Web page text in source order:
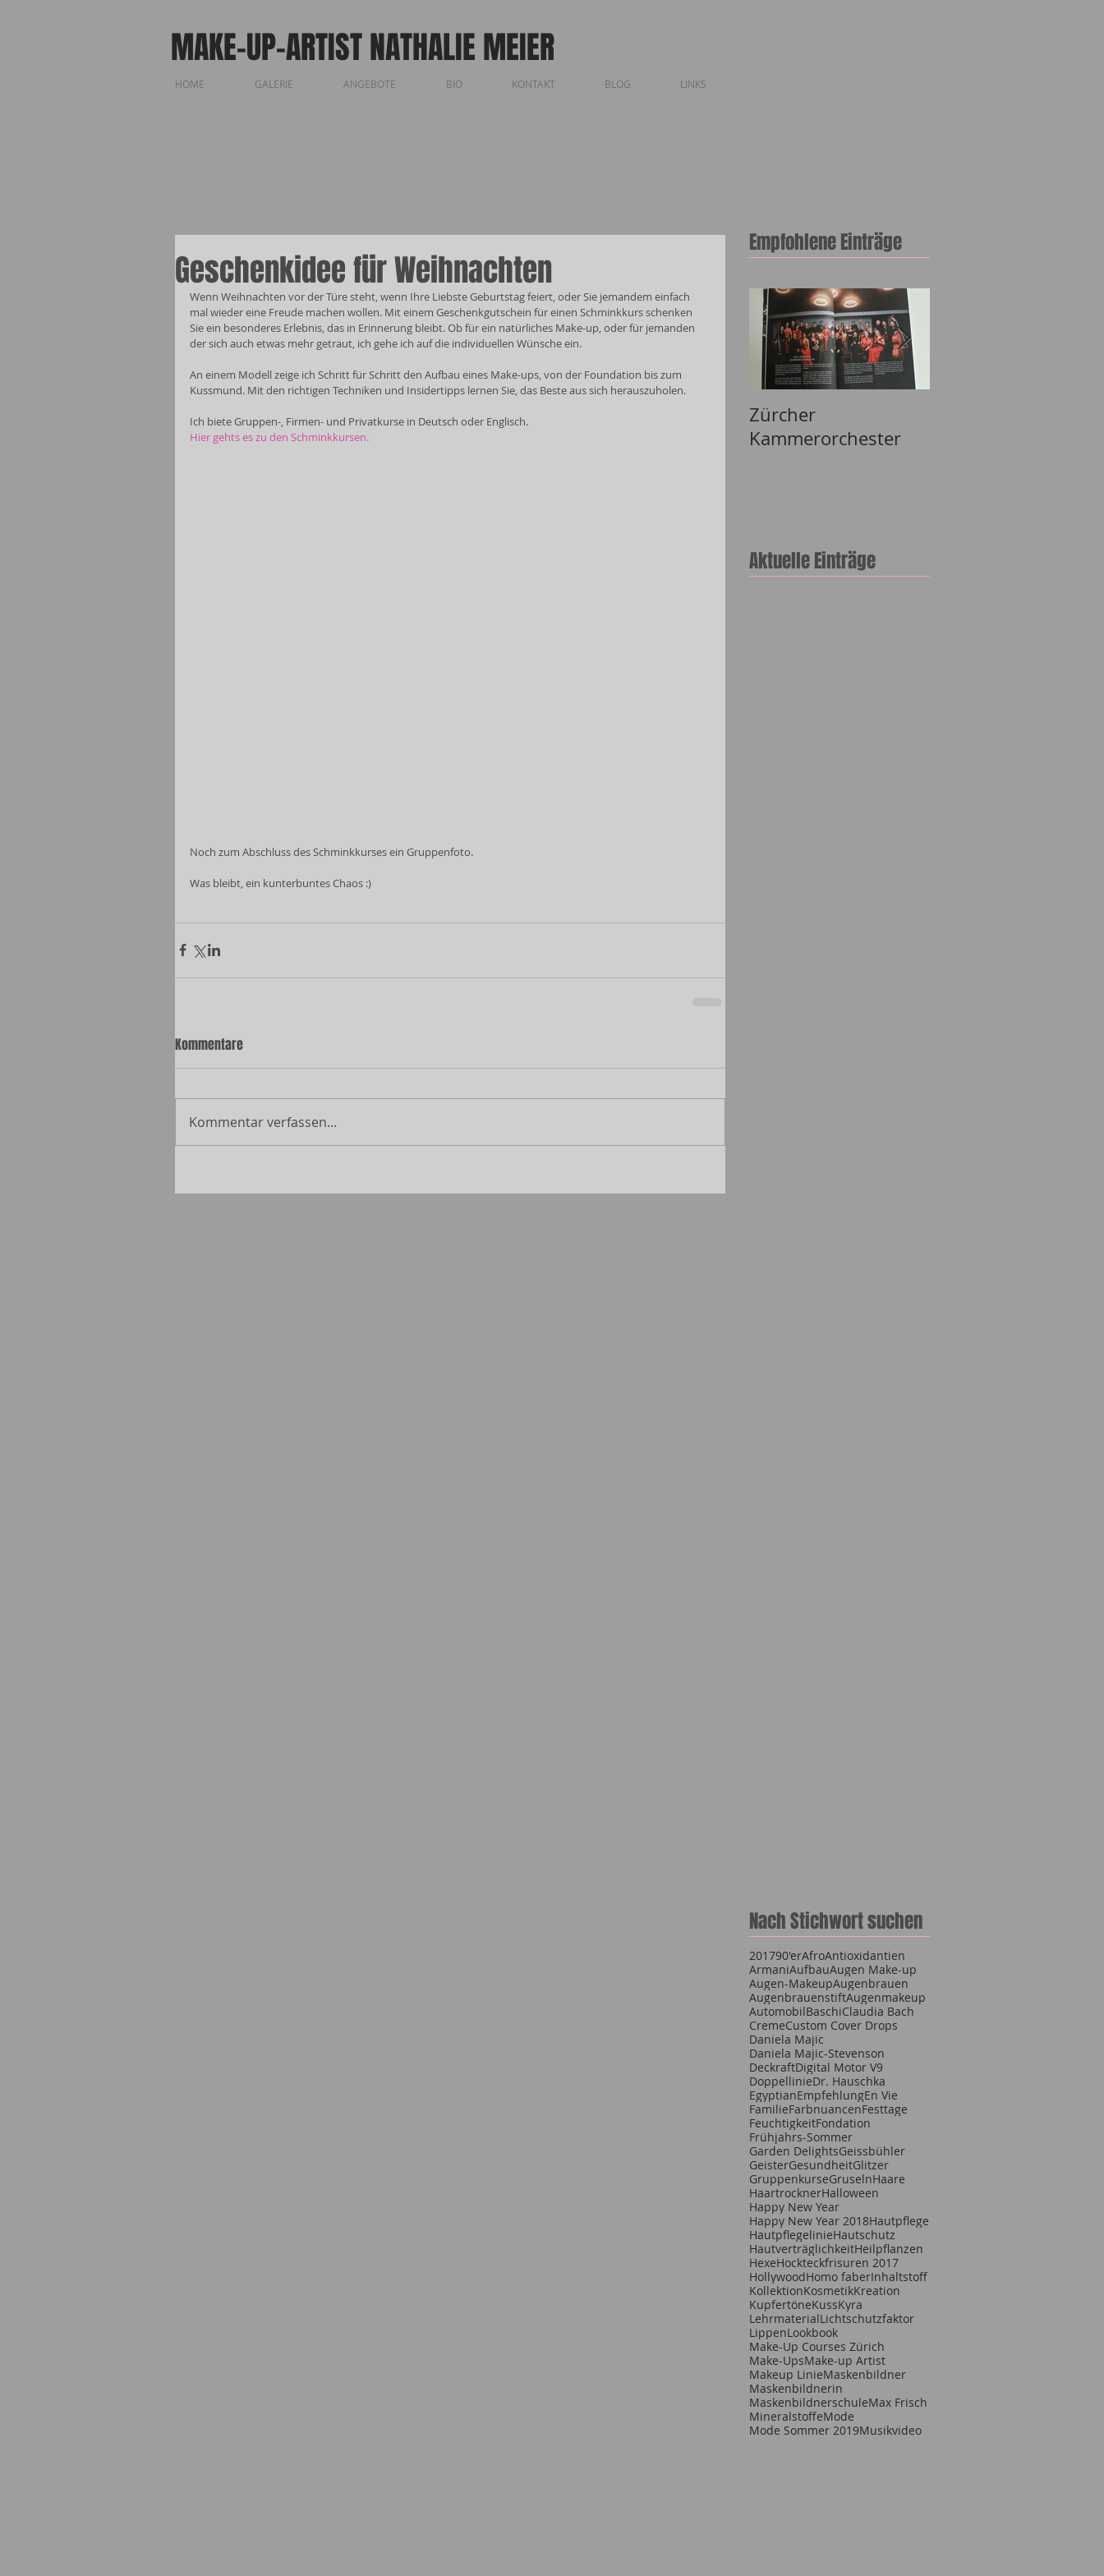
MAKE-UP-ARTIST NATHALIE MEIER
HOME GALERIE ANGEBOTE BIO KONTAKT BLOG LINKS
Geschenkidee für Weihnachten
Wenn Weihnachten vor der Türe steht, wenn Ihre Liebste Geburtstag feiert, oder Sie jemandem einfach
mal wieder eine Freude machen wollen. Mit einem Geschenkgutschein für einen Schminkkurs schenken
Sie ein besonderes Erlebnis, das in Erinnerung bleibt. Ob für ein natürliches Make-up, oder für jemanden
der sich auch etwas mehr getraut, ich gehe ich auf die individuellen Wünsche ein.
An einem Modell zeige ich ​​Schritt für ​​Schritt den Aufbau eines Make-ups, von der Foundation bis zum
Kussmund. Mit den richtigen Techniken und Insidertipps lernen Sie, das Beste aus sich herauszuholen.
Ich biete Gruppen-, Firmen- und Privatkurse in Deutsch oder Englisch.
Hier gehts es zu den Schminkkursen.
Noch zum Abschluss des Schminkkurses ein Gruppenfoto.
Was bleibt, ein kunterbuntes Chaos :)
Kommentare
Kommentar verfassen...
Empfohlene Einträge
Zürcher
Kammerorchester
Aktuelle Einträge
Nach Stichwort suchen
201790'erAfroAntioxidantien
ArmaniAufbauAugen Make-up
Augen-MakeupAugenbrauen
AugenbrauenstiftAugenmakeup
AutomobilBaschiClaudia Bach
CremeCustom Cover Drops
Daniela Majic
Daniela Majic-Stevenson
DeckraftDigital Motor V9
DoppellinieDr. Hauschka
EgyptianEmpfehlungEn Vie
FamilieFarbnuancenFesttage
FeuchtigkeitFondation
Frühjahrs-Sommer
Garden DelightsGeissbühler
GeisterGesundheitGlitzer
GruppenkurseGruselnHaare
HaartrocknerHalloween
Happy New Year
Happy New Year 2018Hautpflege
HautpflegelinieHautschutz
HautverträglichkeitHeilpflanzen
HexeHockteckfrisuren 2017
HollywoodHomo faberInhaltstoff
KollektionKosmetikKreation
KupfertöneKussKyra
LehrmaterialLichtschutzfaktor
LippenLookbook
Make-Up Courses Zürich
Make-UpsMake-up Artist
Makeup LinieMaskenbildner
Maskenbildnerin
MaskenbildnerschuleMax Frisch
MineralstoffeMode
Mode Sommer 2019Musikvideo